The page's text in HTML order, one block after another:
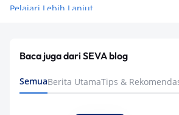
Pelajari Lebih Lanjut
Baca juga dari SEVA blog
SemuaBerita UtamaTips &